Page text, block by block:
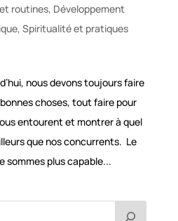
routines, Développement
, Spiritualité et pratiques
nous devons toujours faire
choses, tout faire pour
entourent et montrer à quel
que nos concurrents. Le
sommes plus capable...